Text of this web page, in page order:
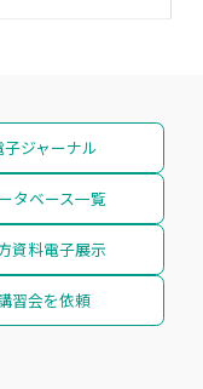
子ジャーナル
タベース一覧
資料電子展示
習会を依頼